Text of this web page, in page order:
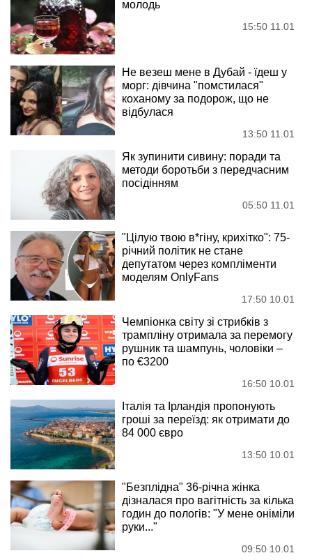
молодь
15:50 11.01
Не везеш мене в Дубай - їдеш у
морг: дівчина "помстилася"
коханому за подорож, що не
відбулася
13:50 11.01
Як зупинити сивину: поради та
методи боротьби з передчасним
посідінням
05:50 11.01
"Цілую твою в*гіну, крихітко": 75-
річний політик не стане
депутатом через компліменти
моделям OnlyFans
17:50 10.01
Чемпіонка світу зі стрибків з
трампліну отримала за перемогу
рушник та шампунь, чоловіки –
по €3200
16:50 10.01
Італія та Ірландія пропонують
гроші за переїзд: як отримати до
84 000 євро
13:50 10.01
"Безплідна" 36-річна жінка
дізналася про вагітність за кілька
годин до пологів: "У мене оніміли
руки..."
09:50 10.01